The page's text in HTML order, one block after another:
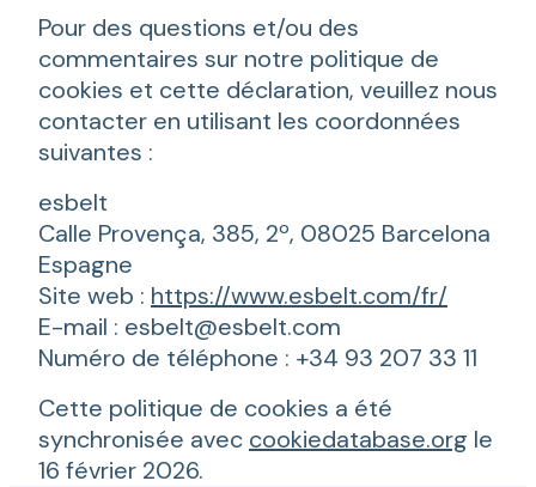
Pour des questions et/ou des
commentaires sur notre politique de
cookies et cette déclaration, veuillez nous
contacter en utilisant les coordonnées
suivantes :
esbelt
Calle Provença, 385, 2º, 08025 Barcelona
Espagne
Site web : https://www.esbelt.com/fr/
E-mail : esbelt@esbelt.com
Numéro de téléphone : +34 93 207 33 11
Cette politique de cookies a été
synchronisée avec cookiedatabase.org le
16 février 2026.